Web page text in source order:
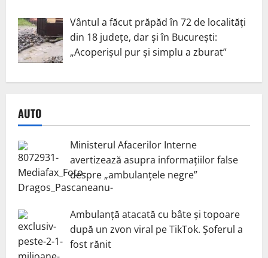
Vântul a făcut prăpăd în 72 de localități
din 18 județe, dar și în București:
„Acoperișul pur și simplu a zburat”
AUTO
Ministerul Afacerilor Interne
avertizează asupra informațiilor false
despre „ambulanțele negre”
Ambulanță atacată cu bâte și topoare
după un zvon viral pe TikTok. Șoferul a
fost rănit